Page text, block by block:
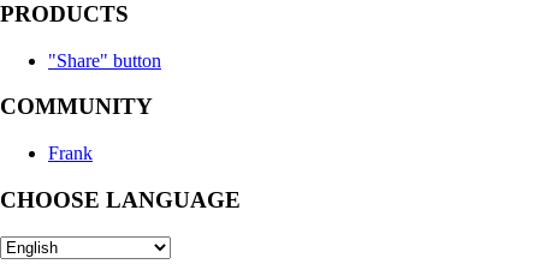
PRODUCTS
"Share" button
COMMUNITY
Frank
CHOOSE LANGUAGE